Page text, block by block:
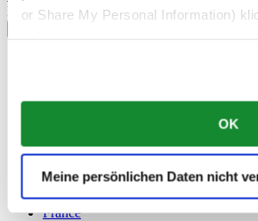
or Share My Personal Information)
OK
Meine persönlichen Daten nicht
Land/Region auswählen
简体中文
Deutschland
Finnland
France